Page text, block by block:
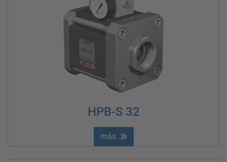
HPB-S 32
más